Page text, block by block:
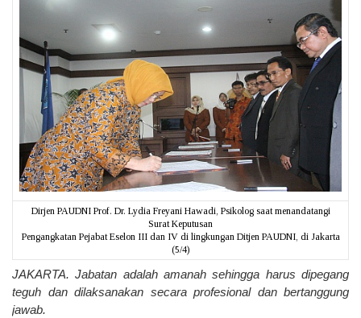
Dirjen PAUDNI Prof. Dr. Lydia Freyani Hawadi, Psikolog saat menandatangi
Surat Keputusan
Pengangkatan Pejabat Eselon III dan IV di lingkungan Ditjen PAUDNI, di Jakarta
(5/4)
JAKARTA.Jabatan adalah amanah sehingga harus dipegang
teguh dan dilaksanakan secara profesional dan bertanggung
jawab.